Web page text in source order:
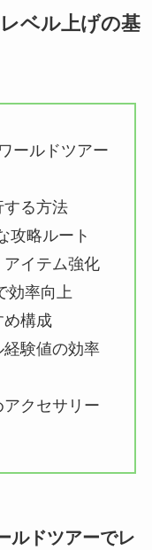
ベル上げの基
ールドツアー
する方法
攻略ルート
アイテム強化
効率向上
め構成
経験値の効率
アクセサリー
ルドツアーでレ